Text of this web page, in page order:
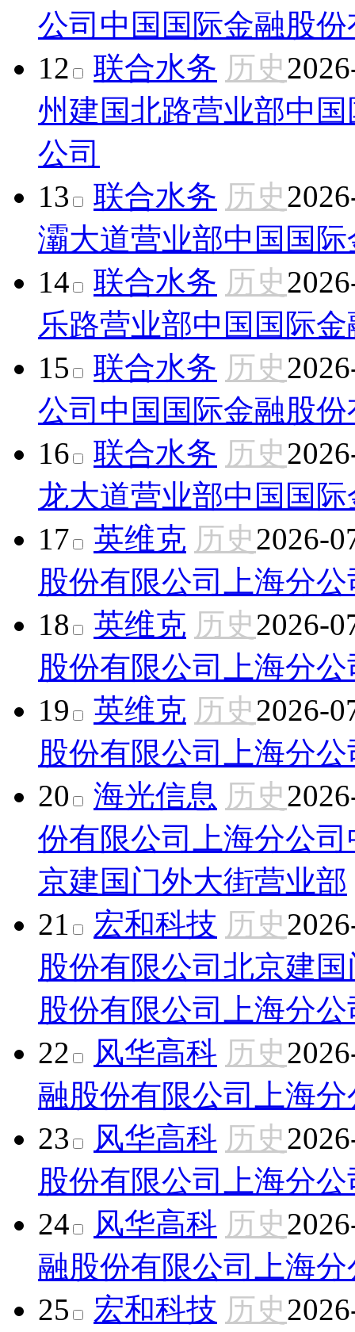
公司 中国国际金融股
12
联合水务 历史
州建国北路营业部中
公司
13
联合水务 历史
灞大道营业部中国国
14
联合水务 历史
乐路营业部中国国际
15
联合水务 历史
公司 中国国际金融股
16
联合水务 历史
龙大道营业部中国国
17
英维克 历史2026-
股份有限公司上海分公
18
英维克 历史2026-
股份有限公司上海分公
19
英维克 历史2026-
股份有限公司上海分公
20
海光信息 历史
份有限公司上海分公司
京建国门外大街营业部
21
宏和科技 历史
股份有限公司北京建
股份有限公司上海分公
22
风华高科 历史
融股份有限公司上海分
23
风华高科 历史
股份有限公司上海分公
24
风华高科 历史
融股份有限公司上海分
25
宏和科技 历史